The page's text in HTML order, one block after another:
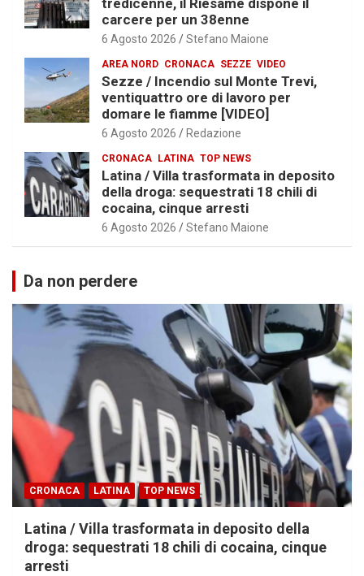
carcere per un 38enne
6 Agosto 2026 Stefano Maione
AREA NORD CRONACA SEZZE VIDEO
Sezze / Incendio sul Monte Trevi,
ventiquattro ore di lavoro per
domare le fiamme [VIDEO]
6 Agosto 2026 Redazione
CRONACA LATINA TOP NEWS
Latina / Villa trasformata in deposito
della droga: sequestrati 18 chili di
cocaina, cinque arresti
6 Agosto 2026 Stefano Maione
Da non perdere
CRONACA LATINA TOP NEWS
Latina / Villa trasformata in deposito della
droga: sequestrati 18 chili di cocaina, cinque
arresti